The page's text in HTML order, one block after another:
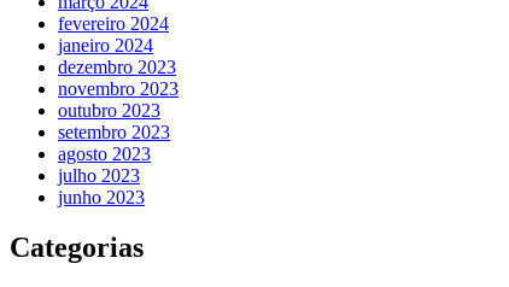
fevereiro 2024
janeiro 2024
dezembro 2023
novembro 2023
outubro 2023
setembro 2023
agosto 2023
julho 2023
junho 2023
Categorias